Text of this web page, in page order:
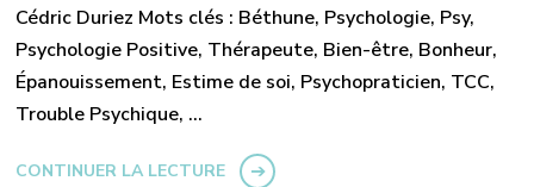
Cédric Duriez Mots clés : Béthune, Psychologie, Psy,
Psychologie Positive, Thérapeute, Bien-être, Bonheur,
Épanouissement, Estime de soi, Psychopraticien, TCC,
Trouble Psychique, …
CONTINUER LA LECTURE